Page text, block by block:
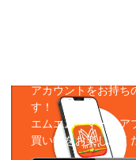
アカウントをお持ち
す！
エムエムーマートア
買い物をお楽しみく